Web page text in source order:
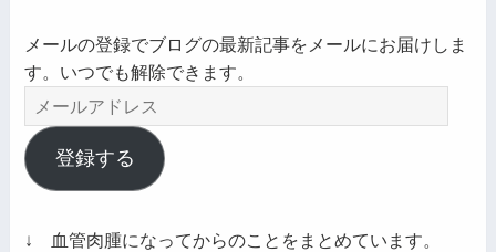
メールの登録でブログの最新記事をメールにお届けしま
す。いつでも解除できます。
ー
ル
ア
レ
登録する
↓ 血管肉腫になってからのことをまとめています。